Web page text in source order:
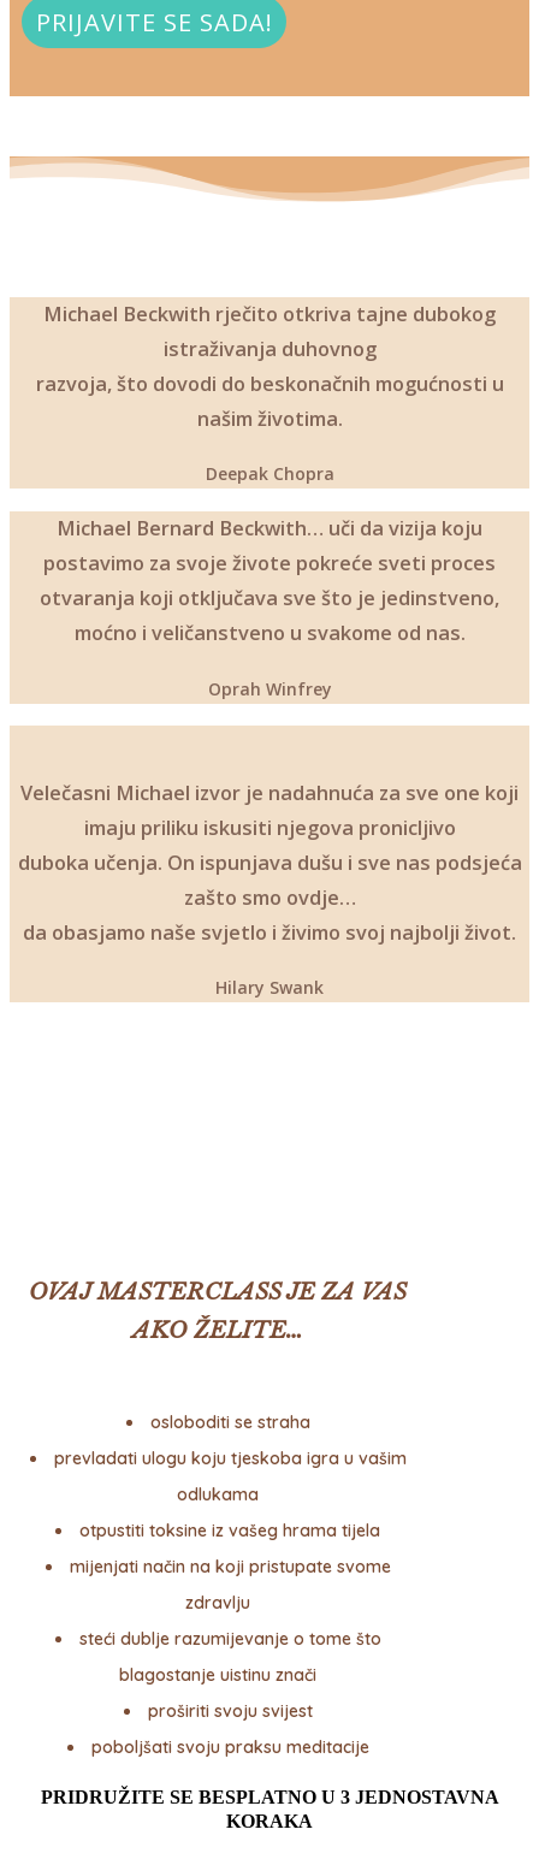
PRIJAVITE SE SADA!
Michael Beckwith rječito otkriva tajne dubokog
istraživanja duhovnog
razvoja, što dovodi do beskonačnih mogućnosti u
našim životima.
Deepak Chopra
Michael Bernard Beckwith… uči da vizija koju
postavimo za svoje živote pokreće sveti proces
otvaranja koji otključava sve što je jedinstveno,
moćno i veličanstveno u svakome od nas.
Oprah Winfrey
Velečasni Michael izvor je nadahnuća za sve one koji
imaju priliku iskusiti njegova pronicljivo
duboka učenja. On ispunjava dušu i sve nas podsjeća
zašto smo ovdje…
da obasjamo naše svjetlo i živimo svoj najbolji život.
Hilary Swank
OVAJ MASTERCLASS JE ZA VAS
AKO ŽELITE…
osloboditi se straha
prevladati ulogu koju tjeskoba igra u vašim
odlukama
otpustiti toksine iz vašeg hrama tijela
mijenjati način na koji pristupate svome
zdravlju
steći dublje razumijevanje o tome što
blagostanje uistinu znači
proširiti svoju svijest
poboljšati svoju praksu meditacije
PRIDRUŽITE SE BESPLATNOU 3 JEDNOSTAVNA
KORAKA